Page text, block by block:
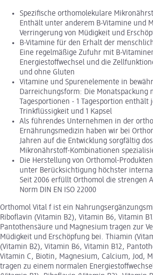
Spezifische orthomolekulare
Enthält unter anderem B-Vitamine und
Verringerung von Müdigkeit und
B-Vitamine für den Erhalt der
Eine regelmäßige Zufuhr mit B-
Energiestoffwechsel und die
und ohne Gluten
Vitamine und Spurenelemente in
Darreichungsform: Die Monatspackung
Tagesportionen - 1 Tagesportion enthält
Trinkflüssigkeit und 1 Kapsel
Als führendes Unternehmen in der
Ernährungsmedizin haben wir bei
Jahren auf die Entwicklung sorgfältig
Mikronährstoff-Kombinationen
Die Herstellung von Orthomol-
unter Berücksichtigung höchster
Seit 2006 erfüllt Orthomol die strengen
Norm DIN EN ISO 22000
Orthomol Vital f ist ein
Riboflavin (Vitamin B2), Vitamin B6, Vitamin
Pantothensäure und Magnesium tragen zur
Müdigkeit und Erschöpfung bei. Thiamin
(Vitamin B2), Vitamin B6, Vitamin B12,
Vitamin C, Biotin, Magnesium, Calcium, Jod,
tragen zu einem normalen